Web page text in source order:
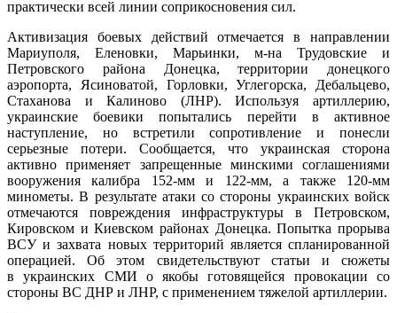
практически всей линии соприкосновения сил.
Активизация боевых действий отмечается в направлении
Мариуполя, Еленовки, Марьинки, м-на Трудовские и
Петровского района Донецка, территории донецкого
аэропорта, Ясиноватой, Горловки, Углегорска, Дебальцево,
Стаханова и Калиново (ЛНР). Используя артиллерию,
украинские боевики попытались перейти в активное
наступление, но встретили сопротивление и понесли
серьезные потери. Сообщается, что украинская сторона
активно применяет запрещенные минскими соглашениями
вооружения калибра 152-мм и 122-мм, а также 120-мм
минометы. В результате атаки со стороны украинских войск
отмечаются повреждения инфраструктуры в Петровском,
Кировском и Киевском районах Донецка. Попытка прорыва
ВСУ и захвата новых территорий является спланированной
операцией. Об этом свидетельствуют статьи и сюжеты
в украинских СМИ о якобы готовящейся провокации со
стороны ВС ДНР и ЛНР, с применением тяжелой артиллерии.